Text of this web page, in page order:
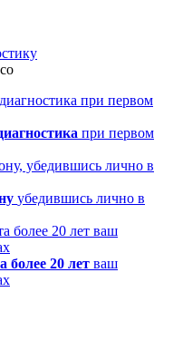
при первом
убедившись лично в
более 20 лет ваш